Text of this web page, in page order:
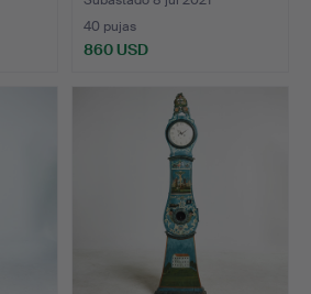
40 pujas
860 USD